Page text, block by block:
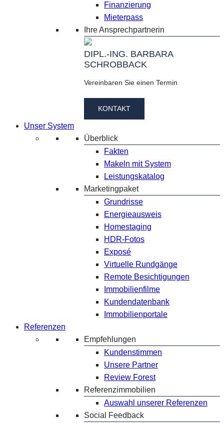
Finanzierung
Mieterpass
Ihre Ansprechpartnerin
DIPL.-ING. BARBARA
SCHROBBACK
Vereinbaren Sie einen Termin
KONTAKT
Unser System
Überblick
Fakten
Makeln mit System
Leistungskatalog
Marketingpaket
Grundrisse
Energieausweis
Homestaging
HDR-Fotos
Exposé
Virtuelle Rundgänge
Remote Besichtigungen
Immobilienfilme
Kundendatenbank
Immobilienportale
Referenzen
Empfehlungen
Kundenstimmen
Unsere Partner
Review Forest
Referenzimmobilien
Auswahl unserer Referenzen
Social Feedback